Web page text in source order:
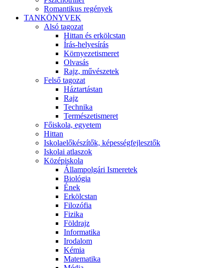
Romantikus regények
TANKÖNYVEK
Alsó tagozat
Hittan és erkölcstan
Írás-helyesírás
Környezetismeret
Olvasás
Rajz, művészetek
Felső tagozat
Háztartástan
Rajz
Technika
Természetismeret
Főiskola, egyetem
Hittan
Iskolaelőkészítők, képességfejlesztők
Iskolai atlaszok
Középiskola
Állampolgári Ismeretek
Biológia
Ének
Erkölcstan
Filozófia
Fizika
Földrajz
Informatika
Irodalom
Kémia
Matematika